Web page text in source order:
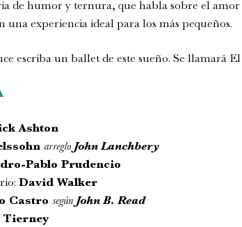
de humor y ternura, que habla sobre el
una experiencia ideal para los más pequeños.
escriba un ballet de este sueño. Se llamará
Ashton
arreglo John Lanchbery
Pablo Prudencio
David Walker
Castro según John B. Read